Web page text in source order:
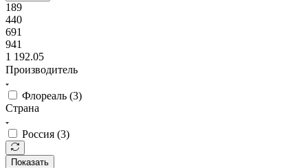
189
440
691
941
1 192.05
Производитель
Флореаль (3)
Страна
Россия (3)
Показать